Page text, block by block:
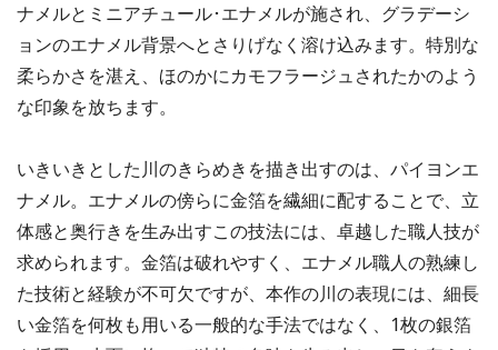
ナメルとミニアチュール･エナメルが施され、グラデーシ
ョンのエナメル背景へとさりげなく溶け込みます。特別な
柔らかさを湛え、ほのかにカモフラージュされたかのよう
な印象を放ちます。
いきいきとした川のきらめきを描き出すのは、パイヨンエ
ナメル。エナメルの傍らに金箔を繊細に配することで、立
体感と奥行きを生み出すこの技法には、卓越した職人技が
求められます。金箔は破れやすく、エナメル職人の熟練し
た技術と経験が不可欠ですが、本作の川の表現には、細長
い金箔を何枚も用いる一般的な手法ではなく、1枚の銀箔